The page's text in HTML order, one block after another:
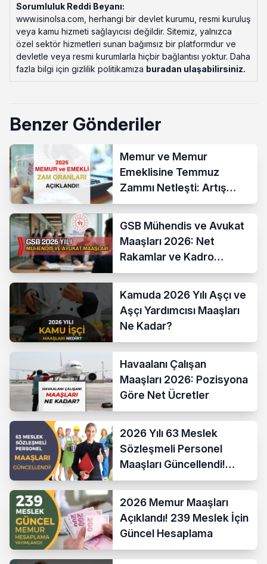
Sorumluluk Reddi Beyanı:
www.isinolsa.com, herhangi bir devlet kurumu, resmi kuruluş
veya kamu hizmeti sağlayıcısı değildir. Sitemiz, yalnızca
özel sektör hizmetleri sunan bağımsız bir platformdur ve
devletle veya resmi kurumlarla hiçbir bağlantısı yoktur. Daha
fazla bilgi için gizlilik politikamıza buradan ulaşabilirsiniz.
Benzer Gönderiler
Memur ve Memur
Emeklisine Temmuz
Zammı Netleşti: Artış
Yüzde 13,52 Oldu
GSB Mühendis ve Avukat
Maaşları 2026: Net
Rakamlar ve Kadro
Karşılaştırması
Kamuda 2026 Yılı Aşçı ve
Aşçı Yardımcısı Maaşları
Ne Kadar?
Havaalanı Çalışan
Maaşları 2026: Pozisyona
Göre Net Ücretler
2026 Yılı 63 Meslek
Sözleşmeli Personel
Maaşları Güncellendi!
Hesaplama Formülü ve
2026 Memur Maaşları
Açıklandı! 239 Meslek İçin
Güncel Hesaplama